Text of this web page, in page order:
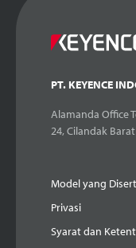
PT. KEYENCE
Alamanda Office
24, Cilandak
Model yang
Privasi
Syarat dan